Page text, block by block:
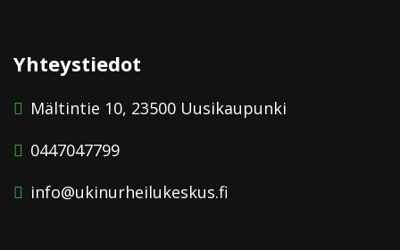
Yhteystiedot
Mältintie 10, 23500 Uusikaupunki
0447047799
info@ukinurheilukeskus.fi